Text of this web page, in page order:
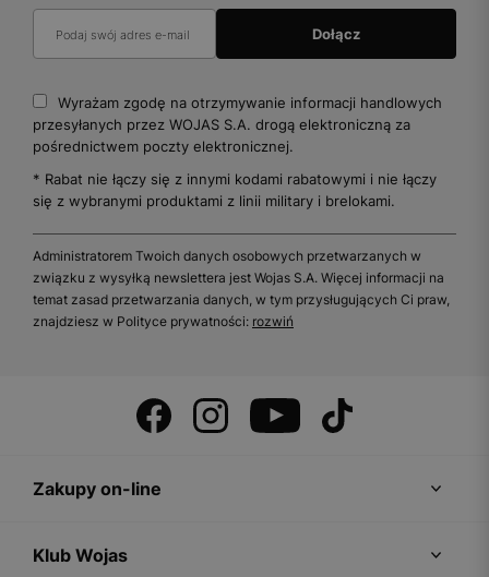
Wyrażam zgodę na otrzymywanie informacji handlowych
przesyłanych przez WOJAS S.A. drogą elektroniczną za
pośrednictwem poczty elektronicznej.
* Rabat nie łączy się z innymi kodami rabatowymi i nie łączy
się z wybranymi produktami z linii military i brelokami.
Administratorem Twoich danych osobowych przetwarzanych w
związku z wysyłką newslettera jest Wojas S.A. Więcej informacji na
temat zasad przetwarzania danych, w tym przysługujących Ci praw,
znajdziesz w Polityce prywatności: rozwiń
Zakupy on-line
Klub Wojas